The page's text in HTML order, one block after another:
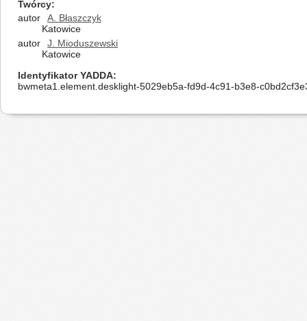
Twórcy
autor
A. Błaszczyk
Katowice
autor
J. Mioduszewski
Katowice
Identyfikator YADDA
bwmeta1.element.desklight-5029eb5a-fd9d-4c91-b3e8-